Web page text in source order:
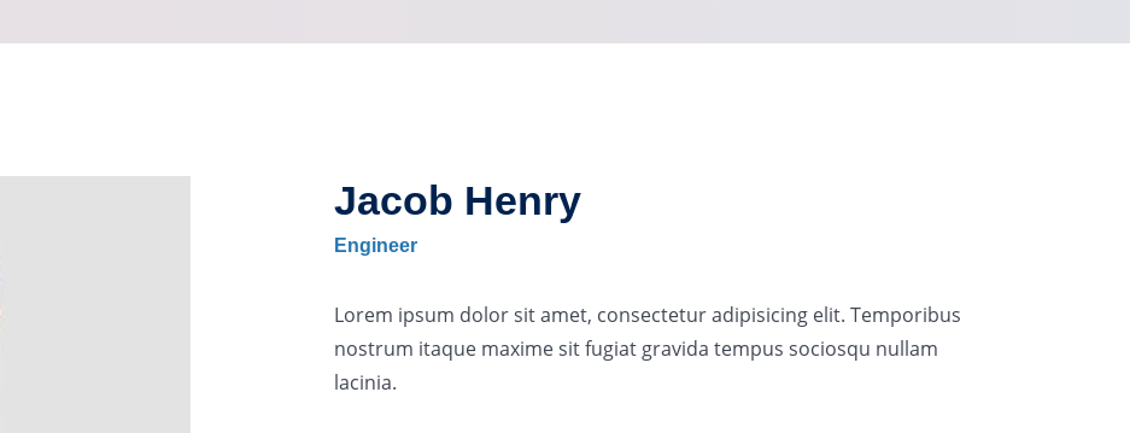
Jacob Henry
Engineer
Lorem ipsum dolor sit amet, consectetur adipisicing elit. Temporibus
nostrum itaque maxime sit fugiat gravida tempus sociosqu nullam
lacinia.